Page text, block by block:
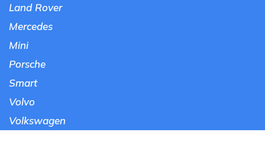
Land Rover
Mercedes
Mini
Porsche
Smart
Volvo
Volkswagen